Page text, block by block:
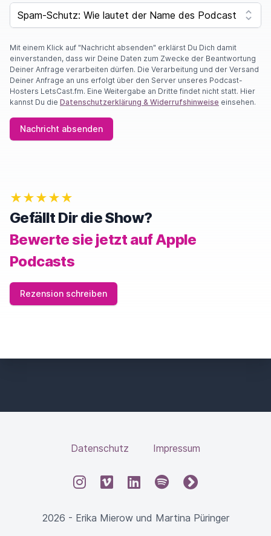
SPAM CAPTCHA
Mit einem Klick auf "Nachricht absenden" erklärst Du Dich damit
einverstanden, dass wir Deine Daten zum Zwecke der Beantwortung
Deiner Anfrage verarbeiten dürfen. Die Verarbeitung und der Versand
Deiner Anfrage an uns erfolgt über den Server unseres Podcast-
Hosters LetsCast.fm. Eine Weitergabe an Dritte findet nicht statt. Hier
kannst Du die Datenschutzerklärung & Widerrufshinweise einsehen.
Nachricht absenden
★★★★★
Gefällt Dir die Show?
Bewerte sie jetzt auf Apple
Podcasts
Rezension schreiben
Datenschutz Impressum
InstagramVimeo LinkedInSpotifyfyyd
2026 - Erika Mierow und Martina Püringer